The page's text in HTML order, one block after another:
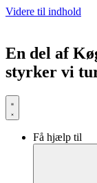
Videre til indhold
En del af
styrker vi
Få hjælp til